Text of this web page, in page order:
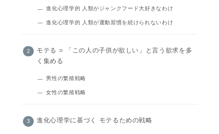
進化心理学的 人類がジャンクフード大好きなわけ
進化心理学的 人類が運動習慣を続けられないわけ
モテる = 「この人の子供が欲しい」と言う欲求を多
く集める
男性の繁殖戦略
女性の繁殖戦略
進化心理学に基づく モテるための戦略